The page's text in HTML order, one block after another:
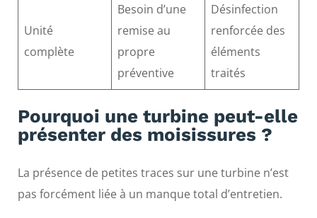
Unité
complète
Besoin d’une
remise au
propre
préventive
Désinfection
renforcée des
éléments
traités
Pourquoi une turbine peut-elle
présenter des moisissures ?
La présence de petites traces sur une turbine n’est
pas forcément liée à un manque total d’entretien.